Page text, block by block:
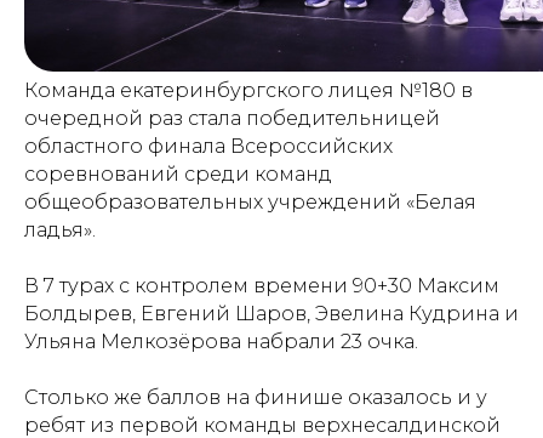
Команда екатеринбургского лицея №180 в
очередной раз стала победительницей
областного финала Всероссийских
соревнований среди команд
общеобразовательных учреждений «Белая
ладья».
В 7 турах с контролем времени 90+30 Максим
Болдырев, Евгений Шаров, Эвелина Кудрина и
Ульяна Мелкозёрова набрали 23 очка.
Столько же баллов на финише оказалось и у
ребят из первой команды верхнесалдинской